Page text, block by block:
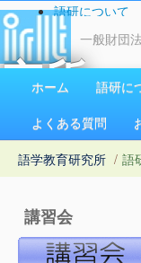
一般財団
究所
1923（
語研について
お問い合わせ
ホーム 語研に
よくある質問
語学教育研究所 / 語
講習会